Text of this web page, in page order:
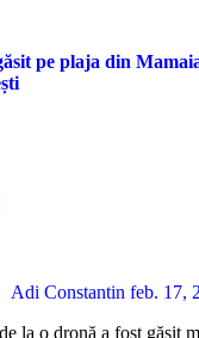
pe plaja din
Adi Constantin feb. 17,